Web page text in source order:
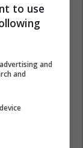
to use
and
and